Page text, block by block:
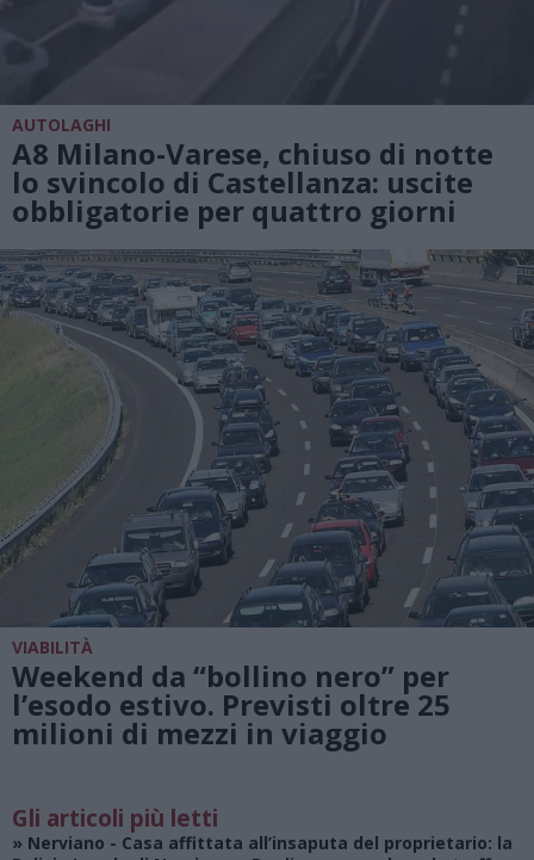
AUTOLAGHI
A8 Milano-Varese, chiuso di notte
lo svincolo di Castellanza: uscite
obbligatorie per quattro giorni
VIABILITÀ
Weekend da “bollino nero” per
l’esodo estivo. Previsti oltre 25
milioni di mezzi in viaggio
Gli articoli più letti
» Nerviano - Casa affittata all’insaputa del proprietario: la